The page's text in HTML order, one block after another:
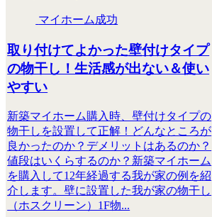
マイホーム成功
取り付けてよかった壁付けタイプ
の物干し！生活感が出ない＆使い
やすい
新築マイホーム購入時、壁付けタイプの
物干しを設置して正解！どんなところが
良かったのか？デメリットはあるのか？
値段はいくらするのか？新築マイホーム
を購入して12年経過する我が家の例を紹
介します。壁に設置した我が家の物干し
（ホスクリーン）1F物...